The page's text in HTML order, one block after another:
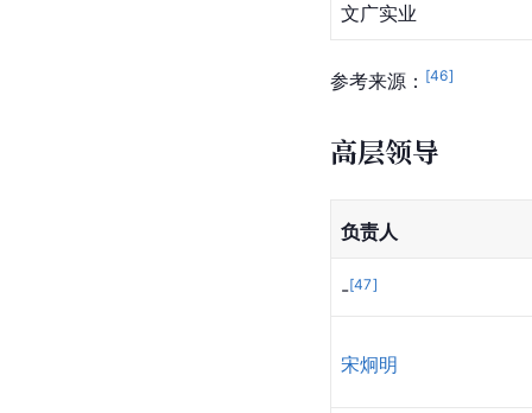
文广实业
参考来源： [46]
高层领导
负责人
-[47]
宋炯明